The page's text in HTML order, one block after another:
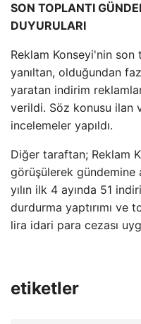
SON TOPLANTI
DUYURULARI
Reklam Konseyi'nin son
yanıltan, olduğundan
yaratan indirim
verildi. Söz konusu ilan
incelemeler yapıldı.
Diğer taraftan; Reklam
görüşülerek gündemine
yılın ilk 4 ayında 51
durdurma yaptırımı ve
lira idari para cezası
etiketler